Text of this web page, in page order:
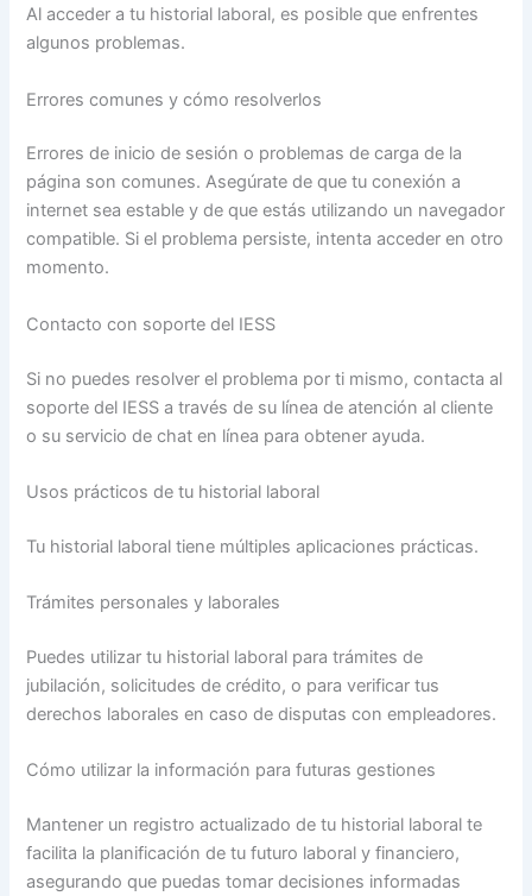
Al acceder a tu historial laboral, es posible que enfrentes
algunos problemas.
Errores comunes y cómo resolverlos
Errores de inicio de sesión o problemas de carga de la
página son comunes. Asegúrate de que tu conexión a
internet sea estable y de que estás utilizando un navegador
compatible. Si el problema persiste, intenta acceder en otro
momento.
Contacto con soporte del IESS
Si no puedes resolver el problema por ti mismo, contacta al
soporte del IESS a través de su línea de atención al cliente
o su servicio de chat en línea para obtener ayuda.
Usos prácticos de tu historial laboral
Tu historial laboral tiene múltiples aplicaciones prácticas.
Trámites personales y laborales
Puedes utilizar tu historial laboral para trámites de
jubilación, solicitudes de crédito, o para verificar tus
derechos laborales en caso de disputas con empleadores.
Cómo utilizar la información para futuras gestiones
Mantener un registro actualizado de tu historial laboral te
facilita la planificación de tu futuro laboral y financiero,
asegurando que puedas tomar decisiones informadas